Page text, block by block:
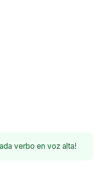
verbo en voz alta!